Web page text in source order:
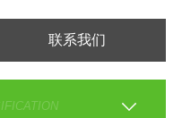
联系我们